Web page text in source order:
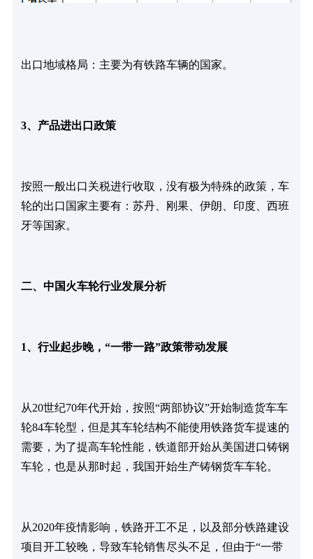
出口地域格局：主要为有铁路车辆的国家。
3、产品进出口政策
按照一般出口关税进行收取，没有极为特殊的政策，车
轮的出口国家主要有：苏丹、刚果、伊朗、印度、西班
牙等国家。
二、中国火车轮行业发展分析
1、行业起步晚，“一带一路”政策带动发展
从20世纪70年代开始，按照“两部协议”开始制造货车车
轮84车轮型，但是其车轮结构不能使用铁路货车提速的
需要，为了提高车轮性能，铁道部开始从美国进口铸钢
车轮，也是从那时起，我国开始生产铸钢货车车轮。
从2020年疫情影响，铁路开工不足，以及部分铁路建设
项目开工较晚，导致车轮销售尽头不足，但由于“一带